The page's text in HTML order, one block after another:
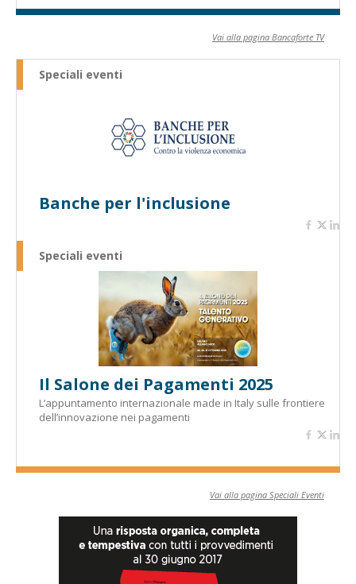
Vai alla pagina Bancaforte TV
Speciali eventi
Banche per l'inclusione
Speciali eventi
Il Salone dei Pagamenti 2025
L’appuntamento internazionale made in Italy sulle frontiere
dell’innovazione nei pagamenti
Vai alla pagina Speciali Eventi